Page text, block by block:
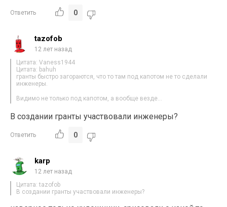
Ответить 0
tazofob
12 лет назад
Цитата: Vaness1944
Цитата: bahuh
гранты быстро загораются, что то там под капотом не то сделали
инженеры.
Видимо не только под капотом, а вообще везде…
В создании гранты участвовали инженеры?
Ответить 0
karp
12 лет назад
Цитата: tazofob
В создании гранты участвовали инженеры?